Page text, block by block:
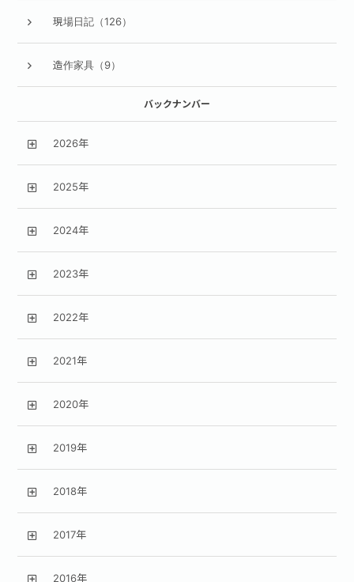
現場日記（126）
造作家具（9）
バックナンバー
2026年
2025年
2024年
2023年
2022年
2021年
2020年
2019年
2018年
2017年
2016年